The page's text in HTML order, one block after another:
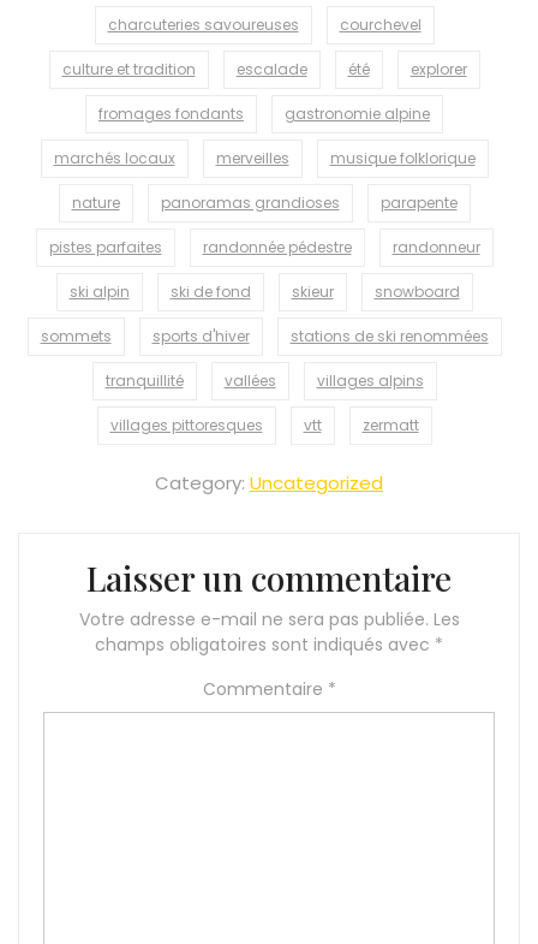
charcuteries savoureuses courchevel
culture et tradition escalade été explorer
fromages fondants gastronomie alpine
marchés locaux merveilles musique folklorique
nature panoramas grandioses parapente
pistes parfaites randonnée pédestre randonneur
ski alpin ski de fond skieur snowboard
sommets sports d'hiver stations de ski renommées
tranquillité vallées villages alpins
villages pittoresques vtt zermatt
Category: Uncategorized
Laisser un commentaire
Votre adresse e-mail ne sera pas publiée. Les
champs obligatoires sont indiqués avec *
Commentaire *